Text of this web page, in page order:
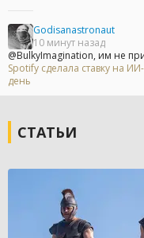
Godisanastronaut
10 минут назад
@BulkyImagination, им не
Spotify сделала ставку на
день
СТАТЬИ